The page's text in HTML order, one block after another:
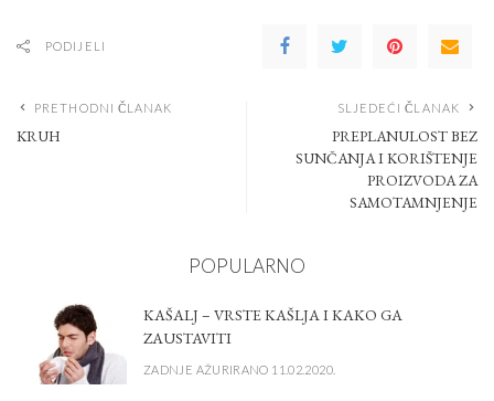
PODIJELI
PRETHODNI ČLANAK
KRUH
SLJEDEĆI ČLANAK
PREPLANULOST BEZ
SUNČANJA I KORIŠTENJE
PROIZVODA ZA
SAMOTAMNJENJE
POPULARNO
KAŠALJ – VRSTE KAŠLJA I KAKO GA
ZAUSTAVITI
ZADNJE AŽURIRANO 11.02.2020.